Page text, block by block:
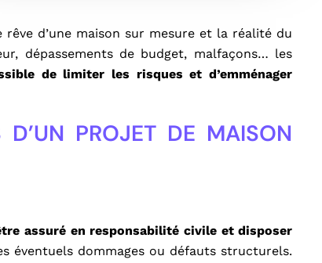
d’une maison sur mesure et la réalité du
dépassements de budget, malfaçons… les
de limiter les risques et d’emménager
D’UN PROJET DE MAISON
assuré en responsabilité civile et disposer
éventuels dommages ou défauts structurels.
Pourquoi les spiritueux
séduisent de plus en
plus les amateurs de